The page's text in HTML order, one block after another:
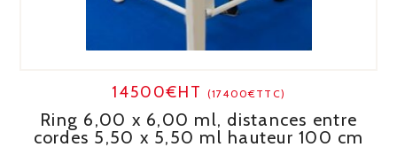
14500€HT (17400€TTC)
Ring 6,00 x 6,00 ml, distances entre
cordes 5,50 x 5,50 ml hauteur 100 cm